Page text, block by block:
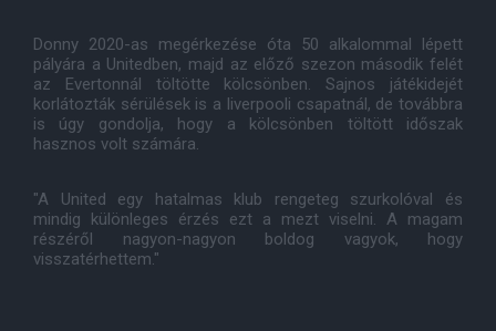
Donny 2020-as megérkezése óta 50 alkalommal lépett
pályára a Unitedben, majd az előző szezon második felét
az Evertonnál töltötte kölcsönben. Sajnos játékidejét
korlátozták sérülések is a liverpooli csapatnál, de továbbra
is úgy gondolja, hogy a kölcsönben töltött időszak
hasznos volt számára.
"A United egy hatalmas klub rengeteg szurkolóval és
mindig különleges érzés ezt a mezt viselni. A magam
részéről nagyon-nagyon boldog vagyok, hogy
visszatérhettem."